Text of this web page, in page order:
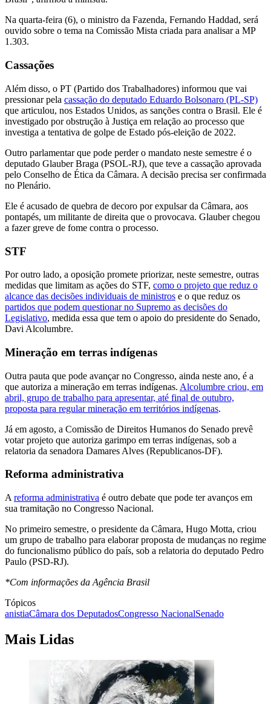
Na quarta-feira (6), o ministro da Fazenda, Fernando Haddad, será
ouvido sobre o tema na Comissão Mista criada para analisar a MP
1.303.
Cassações
Além disso, o PT (Partido dos Trabalhadores) informou que vai
pressionar pela cassação do deputado Eduardo Bolsonaro (PL-SP)
que articulou, nos Estados Unidos, as sanções contra o Brasil. Ele é
investigado por obstrução à Justiça em relação ao processo que
investiga a tentativa de golpe de Estado pós-eleição de 2022.
Outro parlamentar que pode perder o mandato neste semestre é o
deputado Glauber Braga (PSOL-RJ), que teve a cassação aprovada
pelo Conselho de Ética da Câmara. A decisão precisa ser confirmada
no Plenário.
Ele é acusado de quebra de decoro por expulsar da Câmara, aos
pontapés, um militante de direita que o provocava. Glauber chegou
a fazer greve de fome contra o processo.
STF
Por outro lado, a oposição promete priorizar, neste semestre, outras
medidas que limitam as ações do STF, como o projeto que reduz o
alcance das decisões individuais de ministros e o que reduz os
partidos que podem questionar no Supremo as decisões do
Legislativo, medida essa que tem o apoio do presidente do Senado,
Davi Alcolumbre.
Mineração em terras indígenas
Outra pauta que pode avançar no Congresso, ainda neste ano, é a
que autoriza a mineração em terras indígenas. Alcolumbre criou, em
abril, grupo de trabalho para apresentar, até final de outubro,
proposta para regular mineração em territórios indígenas.
Já em agosto, a Comissão de Direitos Humanos do Senado prevê
votar projeto que autoriza garimpo em terras indígenas, sob a
relatoria da senadora Damares Alves (Republicanos-DF).
Reforma administrativa
A reforma administrativa é outro debate que pode ter avanços em
sua tramitação no Congresso Nacional.
No primeiro semestre, o presidente da Câmara, Hugo Motta, criou
um grupo de trabalho para elaborar proposta de mudanças no regime
do funcionalismo público do país, sob a relatoria do deputado Pedro
Paulo (PSD-RJ).
*Com informações da Agência Brasil
Tópicos
anistiaCâmara dos DeputadosCongresso NacionalSenado
Mais Lidas